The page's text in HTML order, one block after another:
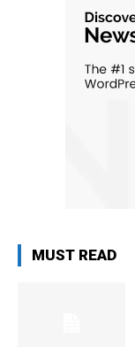
MUST READ